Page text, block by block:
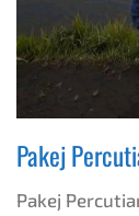
Pakej
Pakej